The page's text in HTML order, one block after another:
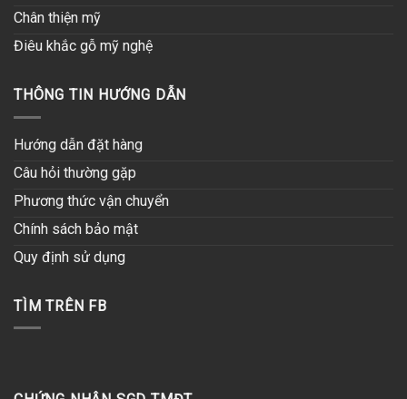
Chân thiện mỹ
Điêu khắc gỗ mỹ nghệ
THÔNG TIN HƯỚNG DẪN
Hướng dẫn đặt hàng
Câu hỏi thường gặp
Phương thức vận chuyển
Chính sách bảo mật
Quy định sử dụng
TÌM TRÊN FB